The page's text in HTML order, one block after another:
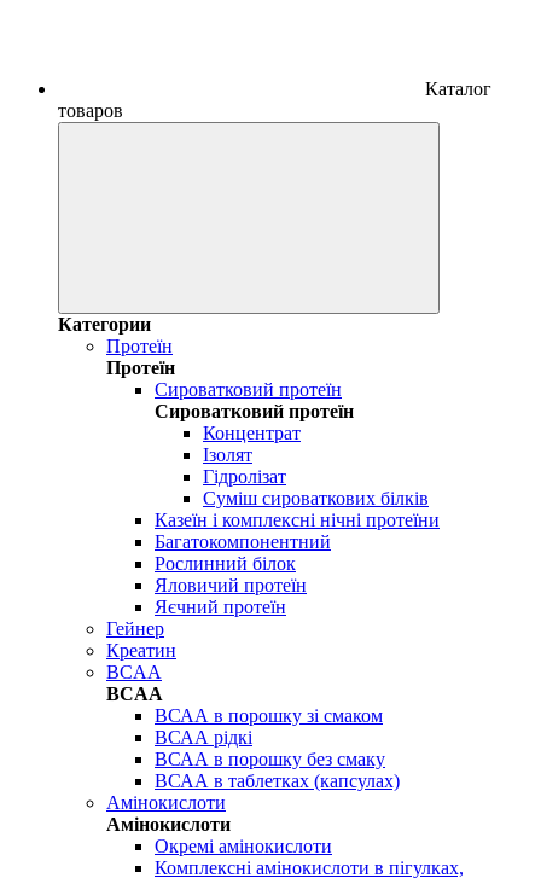
Каталог
товаров
Категории
Протеїн
Протеїн
Сироватковий протеїн
Сироватковий протеїн
Концентрат
Ізолят
Гідролізат
Суміш сироваткових білків
Казеїн і комплексні нічні протеїни
Багатокомпонентний
Рослинний білок
Яловичий протеїн
Яєчний протеїн
Гейнер
Креатин
BCAA
BCAA
ВСАА в порошку зі смаком
ВСАА рідкі
ВСАА в порошку без смаку
ВСАА в таблетках (капсулах)
Амінокислоти
Амінокислоти
Окремі амінокислоти
Комплексні амінокислоти в пігулках,